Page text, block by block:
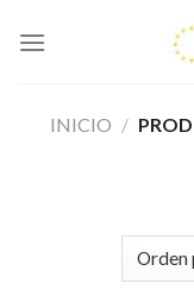
INICIO /